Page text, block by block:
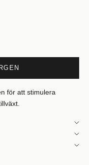
för att stimulera